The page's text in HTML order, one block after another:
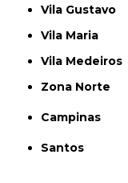
Vila Gustavo
Vila Maria
Vila Medeiros
Zona Norte
Campinas
Santos